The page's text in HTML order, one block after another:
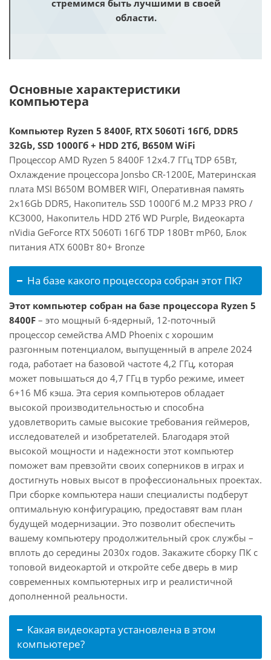
стремимся быть лучшими в своей
области.
Основные характеристики
компьютера
Компьютер Ryzen 5 8400F, RTX 5060Ti 16Гб, DDR5
32Gb, SSD 1000Гб + HDD 2Тб, B650M WiFi
Процессор AMD Ryzen 5 8400F 12x4.7 ГГц TDP 65Вт,
Охлаждение процессора Jonsbo CR-1200E, Материнская
плата MSI B650M BOMBER WIFI, Оперативная память
2x16Gb DDR5, Накопитель SSD 1000Гб M.2 MP33 PRO /
KC3000, Накопитель HDD 2Тб WD Purple, Видеокарта
nVidia GeForce RTX 5060Ti 16Гб TDP 180Вт mP60, Блок
питания ATX 600Вт 80+ Bronze
На базе какого процессора собран этот ПК?
Этот компьютер собран на базе процессора Ryzen 5
8400F – это мощный 6-ядерный, 12-поточный
процессор семейства AMD Phoenix с хорошим
разгонным потенциалом, выпущенный в апреле 2024
года, работает на базовой частоте 4,2 ГГц, которая
может повышаться до 4,7 ГГц в турбо режиме, имеет
6+16 Мб кэша. Эта серия компьютеров обладает
высокой производительностью и способна
удовлетворить самые высокие требования геймеров,
исследователей и изобретателей. Благодаря этой
высокой мощности и надежности этот компьютер
поможет вам превзойти своих соперников в играх и
достигнуть новых высот в профессиональных проектах.
При сборке компьютера наши специалисты подберут
оптимальную конфигурацию, предоставят вам план
будущей модернизации. Это позволит обеспечить
вашему компьютеру продолжительный срок службы –
вплоть до середины 2030х годов. Закажите сборку ПК с
топовой видеокартой и откройте себе дверь в мир
современных компьютерных игр и реалистичной
дополненной реальности.
Какая видеокарта установлена в этом
компьютере?